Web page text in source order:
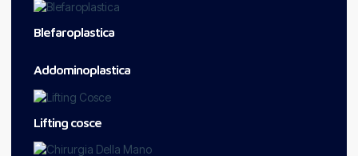
Blefaroplastica
Addominoplastica
Lifting cosce